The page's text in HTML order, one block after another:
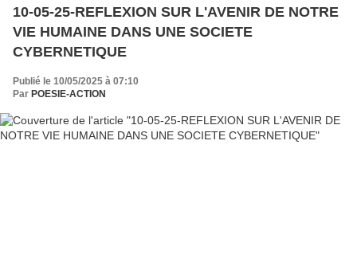
10-05-25-REFLEXION SUR L'AVENIR DE NOTRE
VIE HUMAINE DANS UNE SOCIETE
CYBERNETIQUE
Publié le 10/05/2025 à 07:10
Par POESIE-ACTION